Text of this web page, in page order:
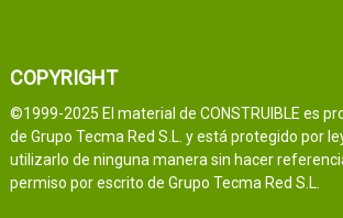
COPYRIGHT
©1999-2025 El material de CONSTRUIBLE es
de Grupo Tecma Red S.L. y está protegido por
utilizarlo de ninguna manera sin hacer
permiso por escrito de Grupo Tecma Red S.L.